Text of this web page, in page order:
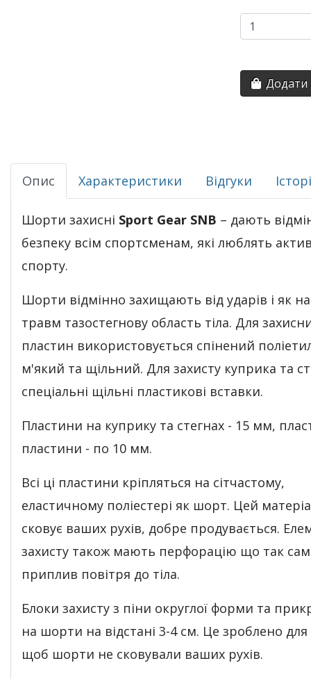
Додати
Опис Характеристики Відгуки
Шорти захисні Sport Gear SNB – дають
безпеку всім спортсменам, які люблять
спорту.
Шорти відмінно захищають від ударів і як
травм тазостегнову область тіла. Для
пластин використовується спінений
м'який та щільний. Для захисту куприка та
спеціальні щільні пластикові вставки.
Пластини на куприку та стегнах - 15 мм,
пластини - по 10 мм.
Всі ці пластини кріпляться на сітчастому,
еластичному поліестері як шорт. Цей
сковує ваших рухів, добре продувається.
захисту також мають перфорацію що так
приплив повітря до тіла.
Блоки захисту з піни округлої форми та
на шорти на відстані 3-4 см. Це зроблено для
щоб шорти не сковували ваших рухів.